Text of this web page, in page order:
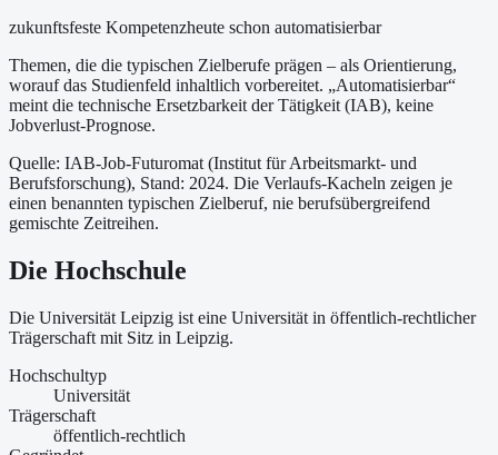
zukunftsfeste Kompetenzheute schon automatisierbar
Themen, die die typischen Zielberufe prägen – als Orientierung,
worauf das Studienfeld inhaltlich vorbereitet. „Automatisierbar“
meint die technische Ersetzbarkeit der Tätigkeit (IAB), keine
Jobverlust-Prognose.
Quelle: IAB-Job-Futuromat (Institut für Arbeitsmarkt- und
Berufsforschung), Stand: 2024. Die Verlaufs-Kacheln zeigen je
einen benannten typischen Zielberuf, nie berufsübergreifend
gemischte Zeitreihen.
Die Hochschule
Die Universität Leipzig ist eine Universität in öffentlich-rechtlicher
Trägerschaft mit Sitz in Leipzig.
Hochschultyp
Universität
Trägerschaft
öffentlich-rechtlich